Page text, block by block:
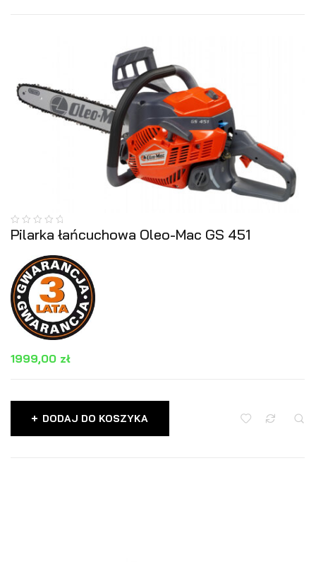
Pilarka łańcuchowa Oleo-Mac GS 451
1999,00 zł
DODAJ DO KOSZYKA